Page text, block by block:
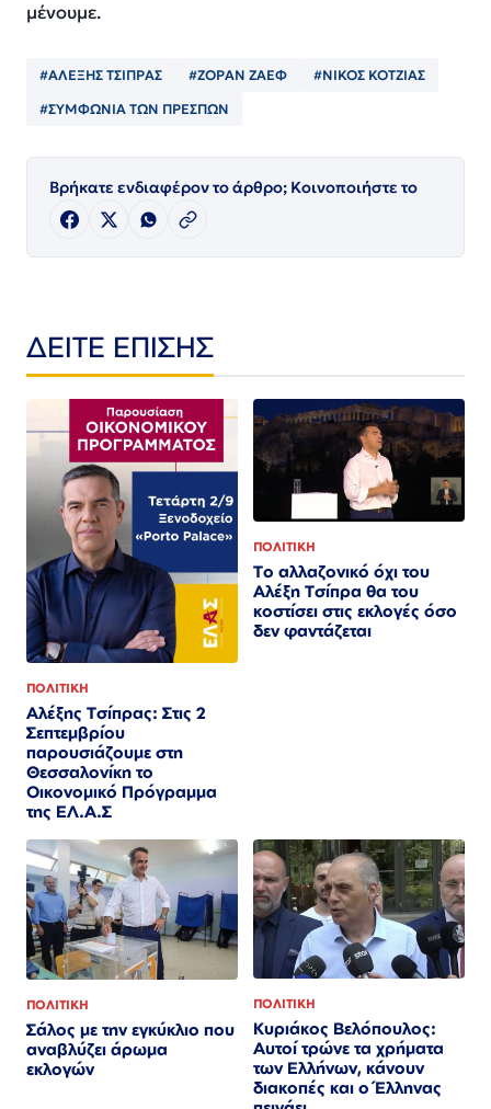
μένουμε.
#ΑΛΕΞΗΣ ΤΣΙΠΡΑΣ #ΖΟΡΑΝ ΖΑΕΦ #ΝΙΚΟΣ ΚΟΤΖΙΑΣ
#ΣΥΜΦΩΝΙΑ ΤΩΝ ΠΡΕΣΠΩΝ
Βρήκατε ενδιαφέρον το άρθρο; Κοινοποιήστε το
ΔΕΙΤΕ ΕΠΙΣΗΣ
ΠΟΛΙΤΙΚΗ
Αλέξης Τσίπρας: Στις 2
Σεπτεμβρίου
παρουσιάζουμε στη
Θεσσαλονίκη το
Οικονομικό Πρόγραμμα
της ΕΛ.Α.Σ
ΠΟΛΙΤΙΚΗ
Το αλλαζονικό όχι του
Αλέξη Τσίπρα θα του
κοστίσει στις εκλογές όσο
δεν φαντάζεται
ΠΟΛΙΤΙΚΗ
Σάλος με την εγκύκλιο που
αναβλύζει άρωμα
εκλογών
ΠΟΛΙΤΙΚΗ
Κυριάκος Βελόπουλος:
Αυτοί τρώνε τα χρήματα
των Ελλήνων, κάνουν
διακοπές και ο Έλληνας